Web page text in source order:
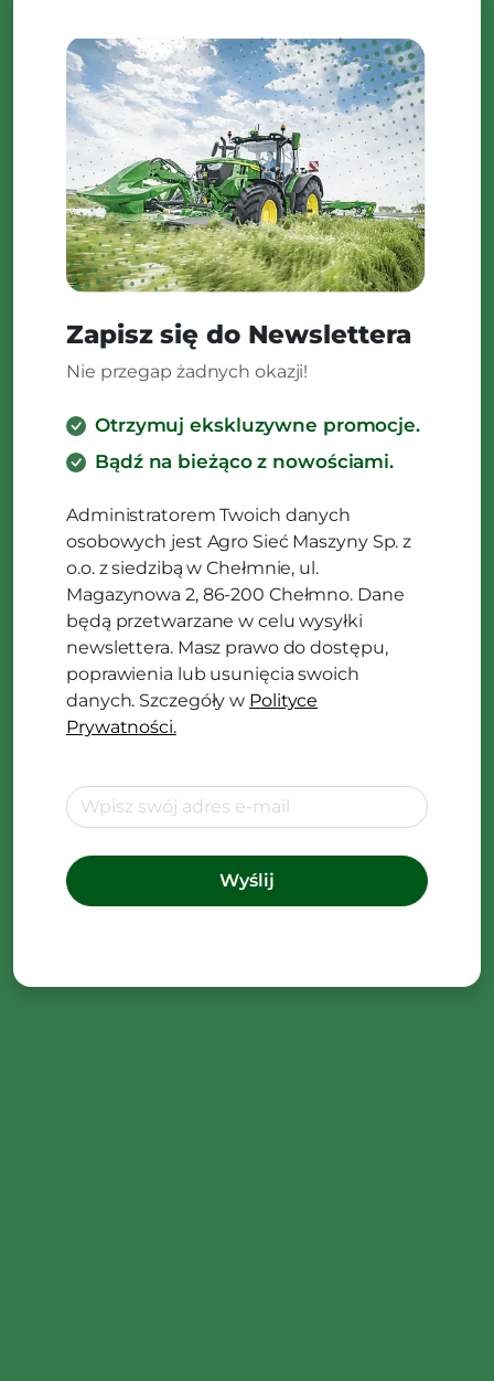
Zapisz się do Newslettera
Nie przegap żadnych okazji!
Otrzymuj ekskluzywne promocje.
Bądź na bieżąco z nowościami.
Administratorem Twoich danych
osobowych jest Agro Sieć Maszyny Sp. z
o.o. z siedzibą w Chełmnie, ul.
Magazynowa 2, 86-200 Chełmno. Dane
będą przetwarzane w celu wysyłki
newslettera. Masz prawo do dostępu,
poprawienia lub usunięcia swoich
danych. Szczegóły w Polityce
Prywatności.